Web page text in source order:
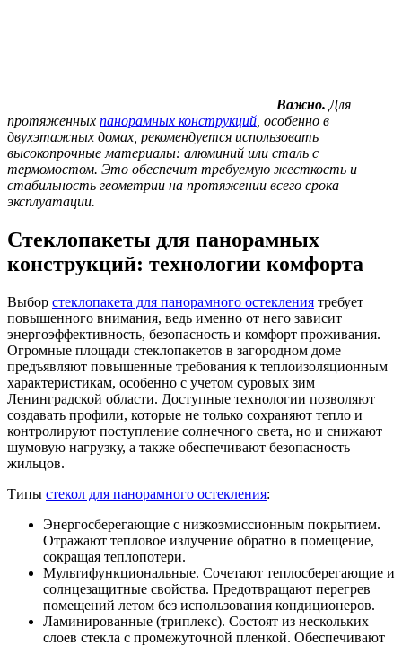
Важно. Для
протяженных панорамных конструкций , особенно в
двухэтажных домах, рекомендуется использовать
высокопрочные материалы: алюминий или сталь с
термомостом. Это обеспечит требуемую жесткость и
стабильность геометрии на протяжении всего срока
эксплуатации.
Стеклопакеты для панорамных
конструкций: технологии комфорта
Выбор стеклопакета для панорамного остекления требует
повышенного внимания, ведь именно от него зависит
энергоэффективность, безопасность и комфорт проживания.
Огромные площади стеклопакетов в загородном доме
предъявляют повышенные требования к теплоизоляционным
характеристикам, особенно с учетом суровых зим
Ленинградской области. Доступные технологии позволяют
создавать профили, которые не только сохраняют тепло и
контролируют поступление солнечного света, но и снижают
шумовую нагрузку, а также обеспечивают безопасность
жильцов.
Типы стекол для панорамного остекления:
Энергосберегающие с низкоэмиссионным покрытием.
Отражают тепловое излучение обратно в помещение,
сокращая теплопотери.
Мультифункциональные. Сочетают теплосберегающие и
солнцезащитные свойства. Предотвращают перегрев
помещений летом без использования кондиционеров.
Ламинированные (триплекс). Состоят из нескольких
слоев стекла с промежуточной пленкой. Обеспечивают